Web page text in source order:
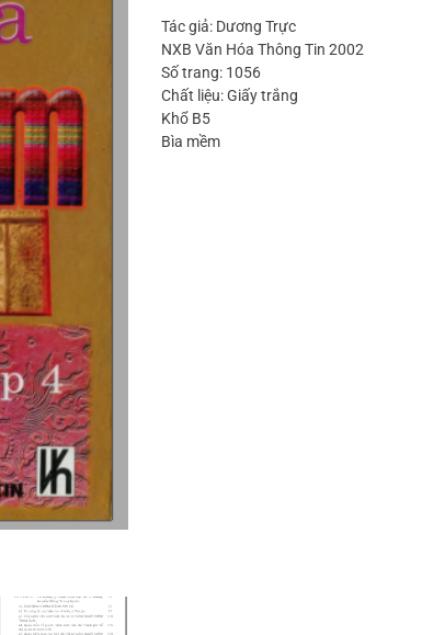
Tác giả: Dương Trực
NXB Văn Hóa Thông Tin 2002
Số trang: 1056
Chất liệu: Giấy trắng
Khổ B5
Bìa mềm